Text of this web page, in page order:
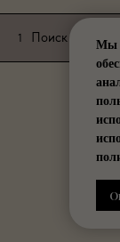
Мы
1 Поиск игрушек